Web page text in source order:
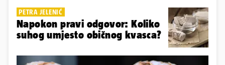
PETRA JELENIĆ
Napokon pravi odgovor: Koliko
suhog umjesto običnog kvasca?